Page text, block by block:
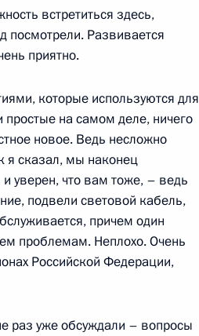
Италии
Игорем
встретиться здесь,
посмотрели. Развивается
приятно.
которые используются для
на самом деле, ничего
новое. Ведь несложно
я сказал, мы наконец
уверен, что вам тоже, – ведь
подвели световой кабель,
причем один
проблемам. Неплохо. Очень
Российской Федерации,
раз уже обсуждали – вопросы